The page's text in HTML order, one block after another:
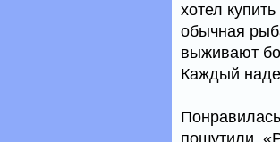
хотел
обычная
выживают
Каждый
пошутили,